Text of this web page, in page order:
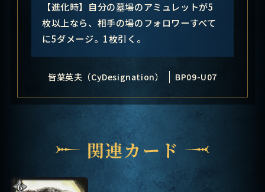
【進化時】自分の墓場のアミュレットが5
枚以上なら、相手の場のフォロワーすべて
に5ダメージ。1枚引く。
皆葉英夫（CyDesignation） BP09-U07
関連カード